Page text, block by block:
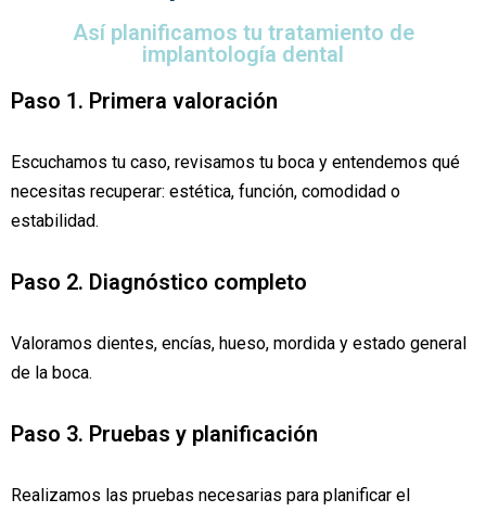
Así planificamos tu tratamiento de
implantología dental
Paso 1. Primera valoración
Escuchamos tu caso, revisamos tu boca y entendemos qué
necesitas recuperar: estética, función, comodidad o
estabilidad.
Paso 2. Diagnóstico completo
Valoramos dientes, encías, hueso, mordida y estado general
de la boca.
Paso 3. Pruebas y planificación
Realizamos las pruebas necesarias para planificar el